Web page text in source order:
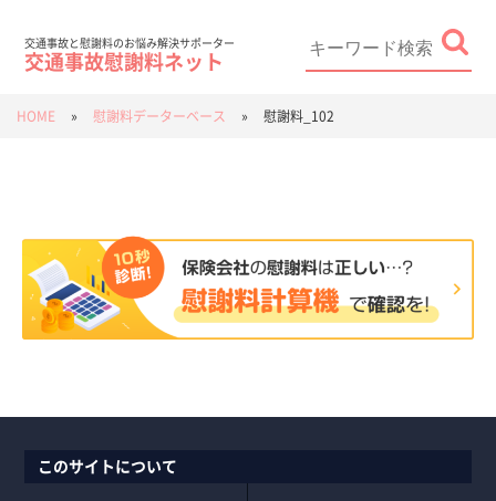
交通事故と慰謝料のお悩み解決サポーター
交通事故慰謝料ネット
HOME » 慰謝料データーベース » 慰謝料_102
このサイトについて